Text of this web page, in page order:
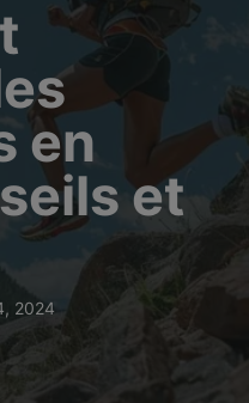
en
et
2024